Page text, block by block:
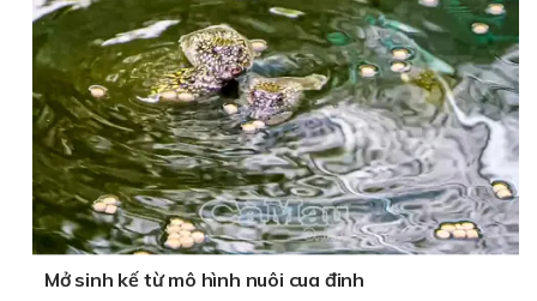
Mở sinh kế từ mô hình nuôi cua đinh